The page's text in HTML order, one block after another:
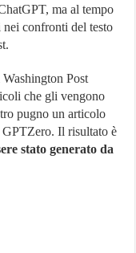
ma al tempo
confronti del testo
Post
che gli vengono
pugno un articolo
GPTZero. Il risultato è
stato generato da